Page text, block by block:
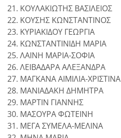
21. ΚΟΥΛΑΚΙΩΤΗΣ ΒΑΣΙΛΕΙΟΣ
22. ΚΟΥΣΗΣ ΚΩΝΣΤΑΝΤΙΝΟΣ
23. ΚΥΡΙΑΚΙΔΟΥ ΓΕΩΡΓΙΑ
24. ΚΩΝΣΤΑΝΤΙΝΙΔΗ ΜΑΡΙΑ
25. ΛΑΙΝΗ ΜΑΡΙΑ-ΣΟΦΙΑ
26. ΛΕΙΒΑΔΑΡΑ ΑΛΕΞΑΝΔΡΑ
27. ΜΑΓΚΑΝΑ ΑΙΜΙΛΙΑ-ΧΡΙΣΤΙΝΑ
28. ΜΑΝΙΑΔΑΚΗ ΔΗΜΗΤΡΑ
29. ΜΑΡΤΙΝ ΓΙΑΝΝΗΣ
30. ΜΑΣΟΥΡΑ ΦΩΤΕΙΝΗ
31. ΜΕΓΑ ΣΥΜΕΛΑ-ΜΕΛΙΝΑ